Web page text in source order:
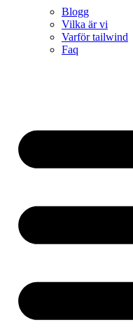
Blogg
Vilka är vi
Varför tailwind
Faq